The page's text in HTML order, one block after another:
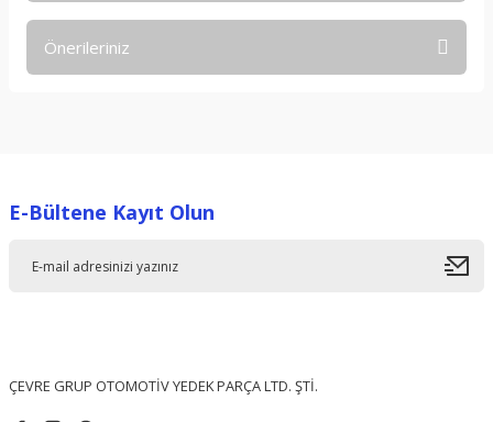
Önerileriniz
Ürün resmi kalitesiz, bozuk veya görüntülenemiyor.
E-Bültene Kayıt Olun
ÇEVRE GRUP OTOMOTİV YEDEK PARÇA LTD. ŞTİ.